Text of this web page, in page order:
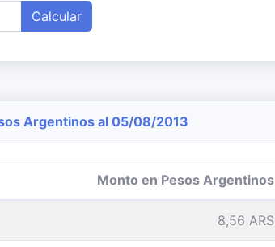
Calcular
Argentinos al 05/08/2013
Monto en Pesos Argentinos
8,56 ARS